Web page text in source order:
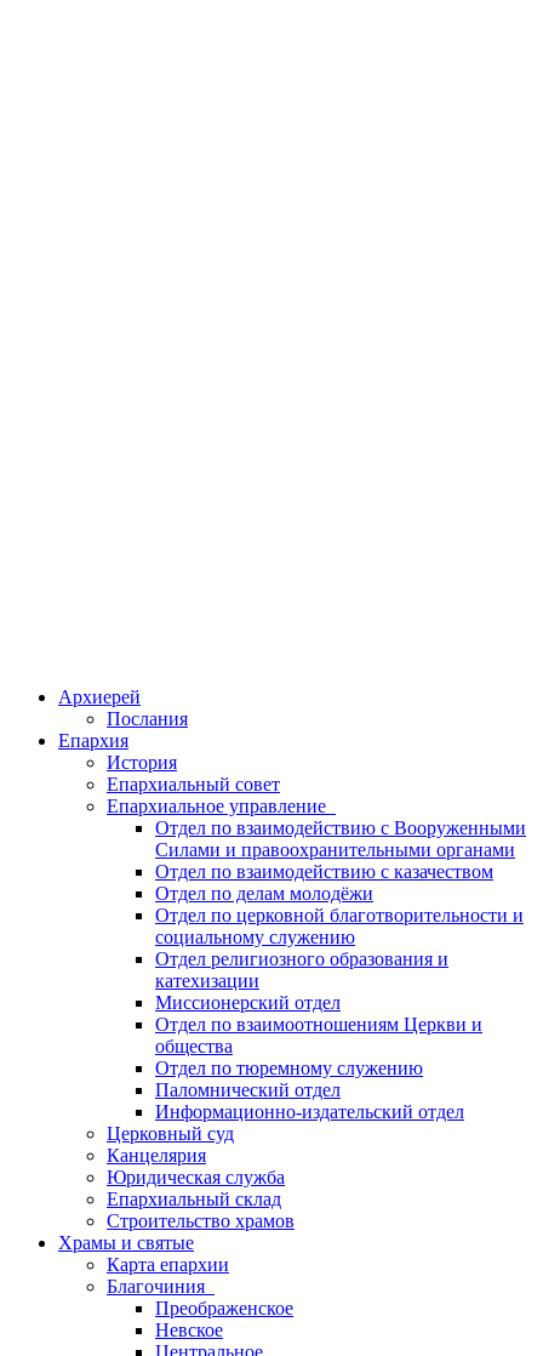
Архиерей
Послания
Епархия
История
Епархиальный совет
Епархиальное управление
Отдел по взаимодействию с Вооруженными
Силами и правоохранительными органами
Отдел по взаимодействию с казачеством
Отдел по делам молодёжи
Отдел по церковной благотворительности и
социальному служению
Отдел религиозного образования и
катехизации
Миссионерский отдел
Отдел по взаимоотношениям Церкви и
общества
Отдел по тюремному служению
Паломнический отдел
Информационно-издательский отдел
Церковный суд
Канцелярия
Юридическая служба
Епархиальный склад
Строительство храмов
Храмы и святые
Карта епархии
Благочиния
Преображенское
Невское
Центральное